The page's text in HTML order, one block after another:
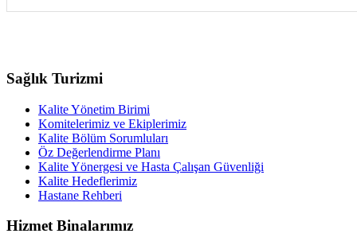
Sağlık Turizmi
Kalite Yönetim Birimi
Komitelerimiz ve Ekiplerimiz
Kalite Bölüm Sorumluları
Öz Değerlendirme Planı
Kalite Yönergesi ve Hasta Çalışan Güvenliği
Kalite Hedeflerimiz
Hastane Rehberi
Hizmet Binalarımız